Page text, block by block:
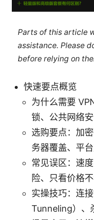
Parts of this article
assistance. Please
before relying on
快速要点概览
为什么需要
锁、公共网络
选购要点：加
务器覆盖、平
常见误区：速
险、只看价格
实操技巧：连
Tunneling）、